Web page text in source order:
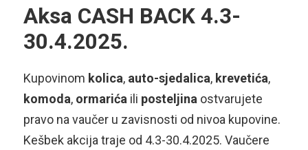
Aksa CASH BACK 4.3-
30.4.2025.
Kupovinom kolica, auto-sjedalica, krevetića,
komoda, ormarića ili posteljina ostvarujete
pravo na vaučer u zavisnosti od nivoa kupovine.
Kešbek akcija traje od 4.3-30.4.2025. Vaučere